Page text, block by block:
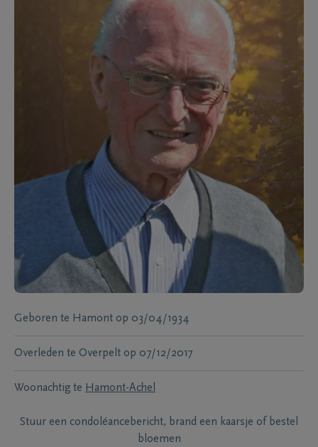
Geboren te Hamont op 03/04/1934
Overleden te Overpelt op 07/12/2017
Woonachtig te Hamont-Achel
Stuur een condoléancebericht, brand een kaarsje of bestel
bloemen